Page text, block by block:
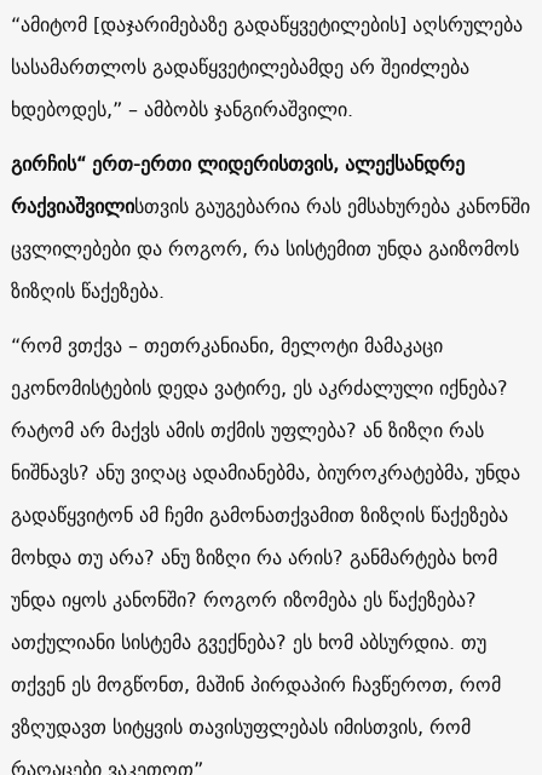
“ამიტომ [დაჯარიმებაზე გადაწყვეტილების] აღსრულება
სასამართლოს გადაწყვეტილებამდე არ შეიძლება
ხდებოდეს,” – ამბობს ჯანგირაშვილი.
გირჩის“ ერთ-ერთი ლიდერისთვის, ალექსანდრე
რაქვიაშვილისთვის გაუგებარია რას ემსახურება კანონში
ცვლილებები და როგორ, რა სისტემით უნდა გაიზომოს
ზიზღის წაქეზება.
“რომ ვთქვა – თეთრკანიანი, მელოტი მამაკაცი
ეკონომისტების დედა ვატირე, ეს აკრძალული იქნება?
რატომ არ მაქვს ამის თქმის უფლება? ან ზიზღი რას
ნიშნავს? ანუ ვიღაც ადამიანებმა, ბიუროკრატებმა, უნდა
გადაწყვიტონ ამ ჩემი გამონათქვამით ზიზღის წაქეზება
მოხდა თუ არა? ანუ ზიზღი რა არის? განმარტება ხომ
უნდა იყოს კანონში? როგორ იზომება ეს წაქეზება?
ათქულიანი სისტემა გვექნება? ეს ხომ აბსურდია. თუ
თქვენ ეს მოგწონთ, მაშინ პირდაპირ ჩავწეროთ, რომ
ვზღუდავთ სიტყვის თავისუფლებას იმისთვის, რომ